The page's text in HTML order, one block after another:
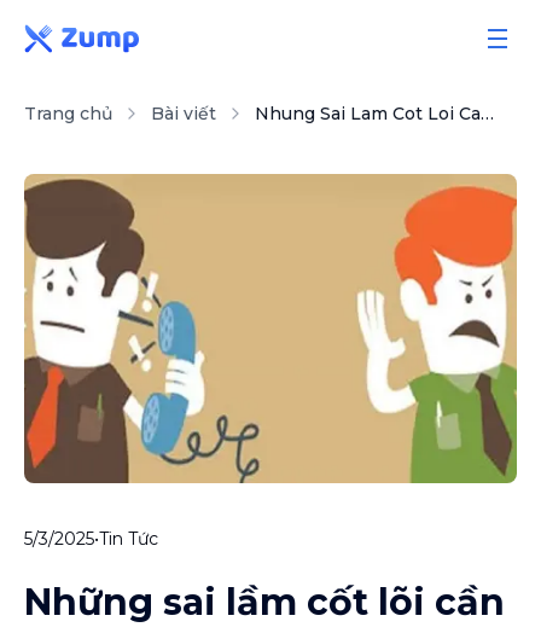
Giải pháp
Sổ tay
Trang chủ Bài viết Nhung Sai Lam Cot Loi Can Tranh De Khong That Bai Trong Kinh Doanh
5/3/2025•Tin Tức
Những sai lầm cốt lõi cần